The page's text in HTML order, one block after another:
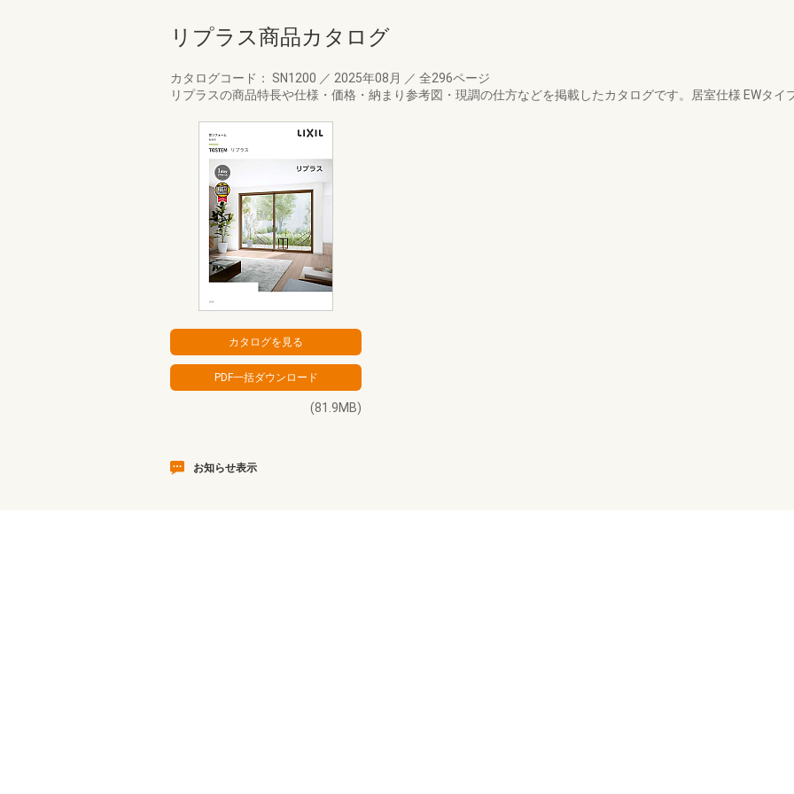
リプラス商品カタログ
カタログコード： SN1200 ／ 2025年08月 ／ 全296ページ
リプラスの商品特長や仕様・価格・納まり参考図・現調の仕方などを掲載したカタログです。居室仕様 EWタイ
(81.9MB)
お知らせ表示